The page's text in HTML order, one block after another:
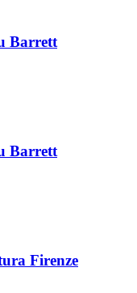
Barrett
Barrett
Firenze